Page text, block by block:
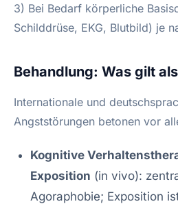
3) Bei Bedarf körperliche
Schilddrüse, EKG, Blutbild) je
Behandlung: Was gilt
Internationale und
Angststörungen betonen vor
Kognitive
Exposition (in vivo):
Agoraphobie; Exposition